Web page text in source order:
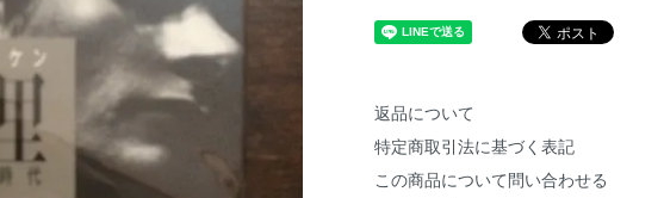
返品について
特定商取引法に基づく表記
この商品について問い合わせる